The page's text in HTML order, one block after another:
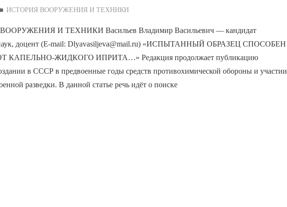
Дежурный по Редакции
ИСТОРИЯ ВООРУЖЕНИЯ И ТЕХНИКИ
И ТЕХНИКИ Васильев Владимир Васильевич — кандидат
наук, доцент (E-mail: Dlyavasiljeva@mail.ru) «ИСПЫТАННЫЙ ОБРАЗЕЦ СПОСОБЕН
ЖИДКОГО ИПРИТА…» Редакция продолжает публикацию
в СССР в предвоенные годы средств противохимической обороны и участии
разведки. В данной статье речь идёт о поиске